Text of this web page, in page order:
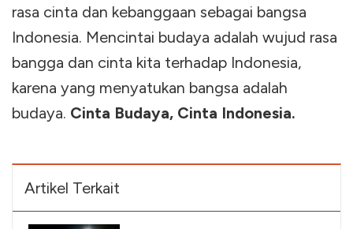
rasa cinta dan kebanggaan sebagai bangsa
Indonesia. Mencintai budaya adalah wujud rasa
bangga dan cinta kita terhadap Indonesia,
karena yang menyatukan bangsa adalah
budaya. Cinta Budaya, Cinta Indonesia.
Artikel Terkait